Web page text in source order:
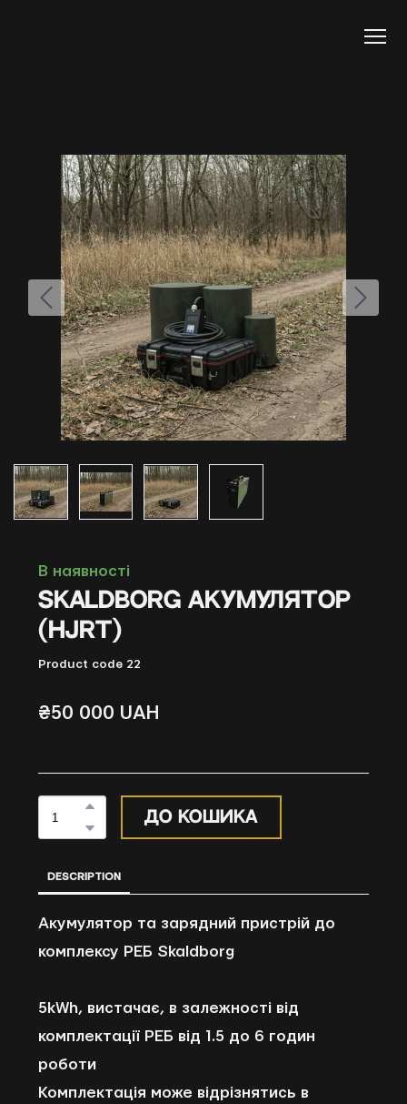
В наявності
Skaldborg Акумулятор
(HJRT)
Product code 22
₴50 000 UAH
до кошика
DESCRIPTION
Акумулятор та зарядний пристрій до
комплексу РЕБ Skaldborg
5kWh, вистачає, в залежності від
комплектації РЕБ від 1.5 до 6 годин
роботи
Комплектація може відрізнятись в